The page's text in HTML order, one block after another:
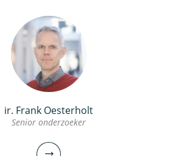
ir. Frank Oesterholt
Senior onderzoeker